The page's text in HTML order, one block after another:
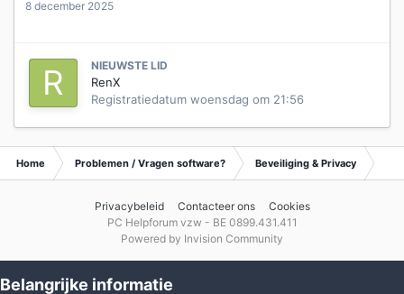
8 december 2025
NIEUWSTE LID
RenX
Registratiedatum woensdag om 21:56
Home Problemen / Vragen software? Beveiliging & Privacy
Privacybeleid Contacteer ons
Cookies
PC Helpforum vzw - BE 0899.431.411
Powered by Invision Community
Belangrijke informatie